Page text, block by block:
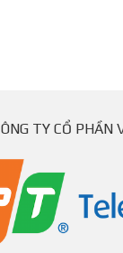
TY CỔ PHẦN